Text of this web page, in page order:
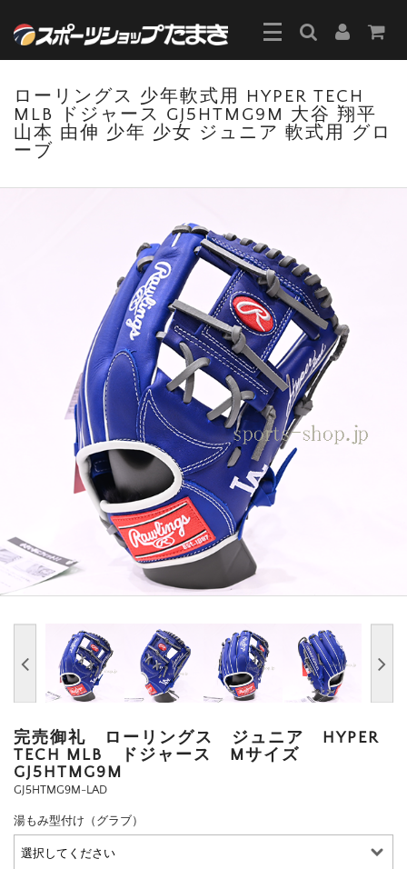
ローリングス 少年軟式用 HYPER TECH
MLB ドジャース GJ5HTMG9M 大谷 翔平
山本 由伸 少年 少女 ジュニア 軟式用 グロ
ーブ
完売御礼 ローリングス ジュニア HYPER
TECH MLB ドジャース Mサイズ
GJ5HTMG9M
GJ5HTMG9M-LAD
湯もみ型付け（グラブ）